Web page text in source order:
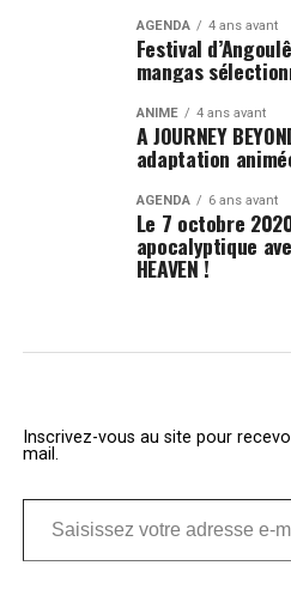
AGENDA 4 ans avant
Festival
mangas
ANIME 4 ans avant
A JOURNEY
adaptation
AGENDA 6 ans avant
Le 7 octobre
apocalyptique
HEAVEN !
Inscrivez-vous au site pour
mail.
Saisissez votre adresse e-mail…